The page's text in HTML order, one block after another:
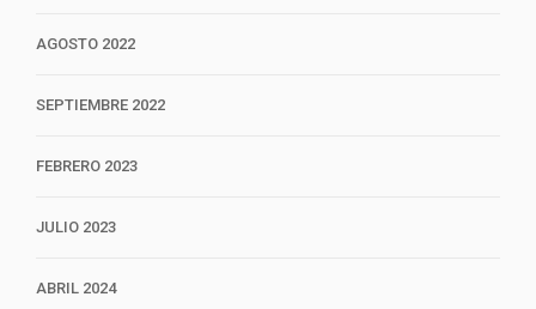
AGOSTO 2022
SEPTIEMBRE 2022
FEBRERO 2023
JULIO 2023
ABRIL 2024